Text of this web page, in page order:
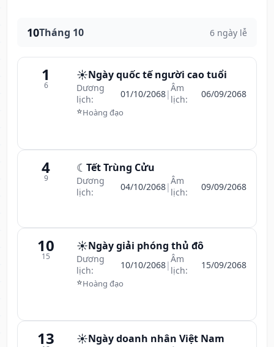
10Tháng 10 6 ngày lễ
1
6
☀️Ngày quốc tế người cao tuổi
Dương
lịch:
01/10/2068|Âm
lịch:
06/09/2068
⭐Hoàng đạo
4
9
☾ Tết Trùng Cửu
Dương
lịch:
04/10/2068|Âm
lịch:
09/09/2068
10
15
☀️Ngày giải phóng thủ đô
Dương
lịch:
10/10/2068|Âm
lịch:
15/09/2068
⭐Hoàng đạo
13 ☀️Ngày doanh nhân Việt Nam